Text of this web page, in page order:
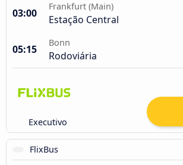
03:00
Frankfurt (Main)
Estação Central
05:15
Bonn
Rodoviária
Executivo
FlixBus